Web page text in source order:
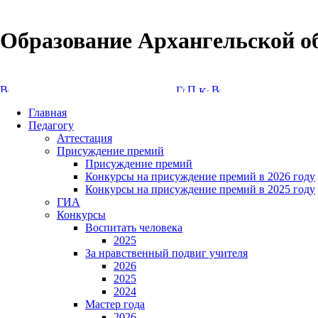
Образование Архангельской
Главная
Педагогу
Аттестация
Присуждение премий
Присуждение премий
Конкурсы на присуждение премий в 2026 году
Конкурсы на присуждение премий в 2025 году
ГИА
Конкурсы
Воспитать человека
2025
За нравственный подвиг учителя
2026
2025
2024
Мастер года